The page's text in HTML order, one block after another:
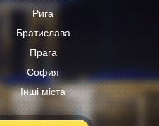
Рига
Братислава
Прага
София
Інші міста